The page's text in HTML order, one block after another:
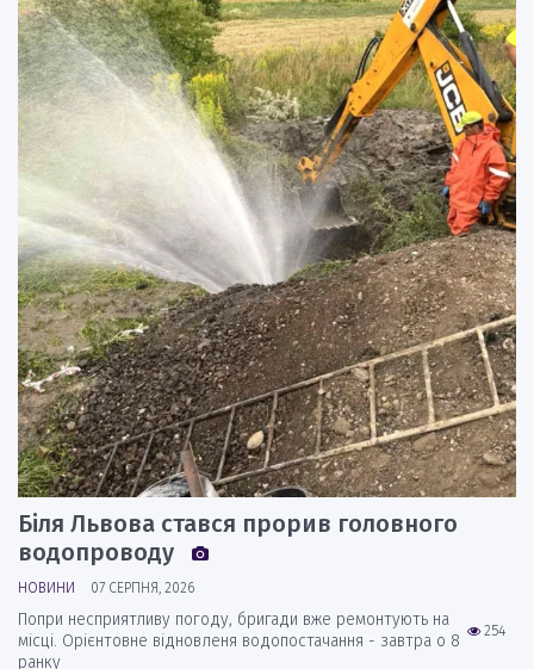
Біля Львова стався прорив головного
водопроводу
НОВИНИ 07 СЕРПНЯ, 2026
254
Попри несприятливу погоду, бригади вже ремонтують на
місці. Орієнтовне відновленя водопостачання - завтра о 8
ранку